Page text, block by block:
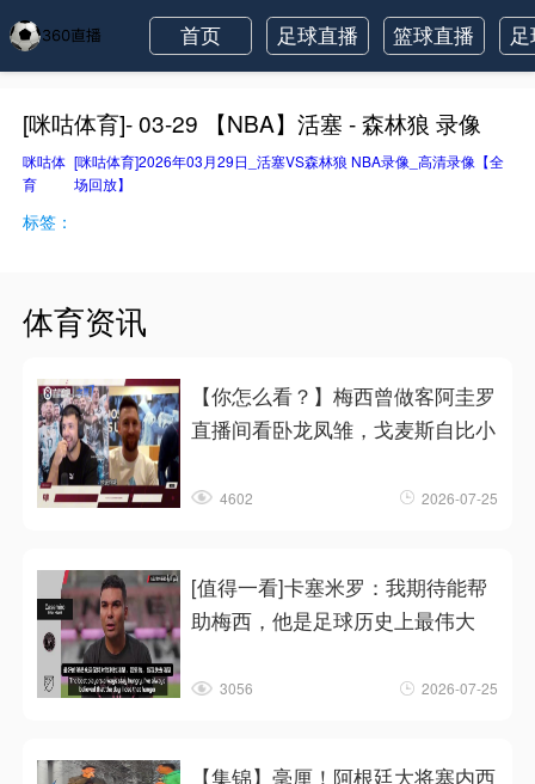
首页 足球直播 篮球直播
[咪咕体育]- 03-29 【NBA】活塞 - 森林狼 录像
咪咕体
育
[咪咕体育]2026年03月29日_活塞VS森林狼 NBA录像_高清录像【全
场回放】
标签：
体育资讯
【你怎么看？】梅西曾做客阿圭罗
直播间看卧龙凤雏，戈麦斯自比小
4602 2026-07-25
[值得一看]卡塞米罗：我期待能帮
助梅西，他是足球历史上最伟大
3056 2026-07-25
【集锦】毫厘！阿根廷大将塞内西